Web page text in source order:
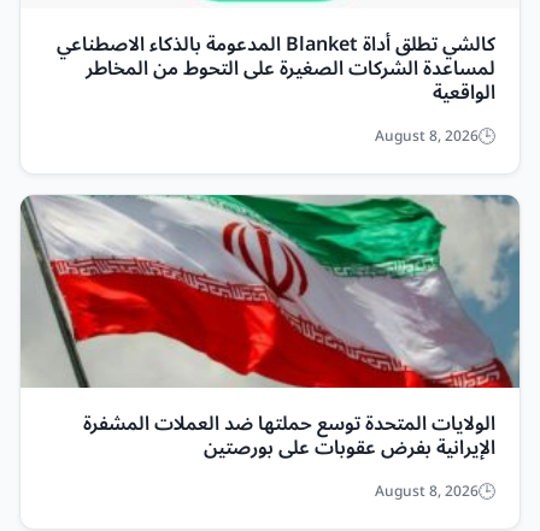
كالشي تطلق أداة Blanket المدعومة بالذكاء الاصطناعي
لمساعدة الشركات الصغيرة على التحوط من المخاطر
الواقعية
August 8, 2026
الولايات المتحدة توسع حملتها ضد العملات المشفرة
الإيرانية بفرض عقوبات على بورصتين
August 8, 2026